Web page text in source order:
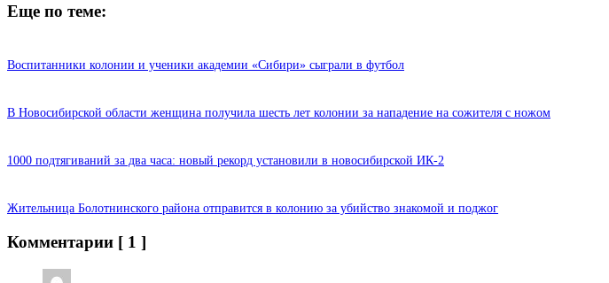
Еще по теме:
Воспитанники колонии и ученики академии «Сибири» сыграли в футбол
В Новосибирской области женщина получила шесть лет колонии за нападение на сожителя с ножом
1000 подтягиваний за два часа: новый рекорд установили в новосибирской ИК-2
Жительница Болотнинского района отправится в колонию за убийство знакомой и поджог
Комментарии [ 1 ]